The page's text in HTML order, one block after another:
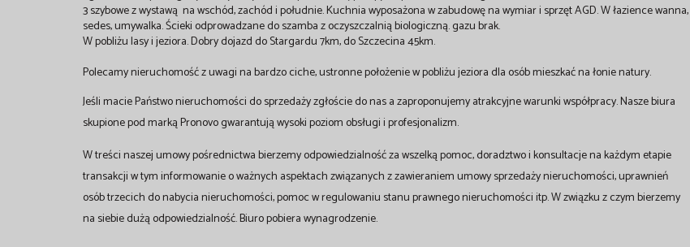
3 szybowe z wystawą na wschód, zachód i południe. Kuchnia wyposażona w zabudowę na wymiar i sprzęt AGD. W łazience wanna,
sedes, umywalka. Ścieki odprowadzane do szamba z oczyszczalnią biologiczną. gazu brak.
W pobliżu lasy i jeziora. Dobry dojazd do Stargardu 7km, do Szczecina 45km.
Polecamy nieruchomość z uwagi na bardzo ciche, ustronne położenie w pobliżu jeziora dla osób mieszkać na łonie natury.
Jeśli macie Państwo nieruchomości do sprzedaży zgłoście do nas a zaproponujemy atrakcyjne warunki współpracy. Nasze biura
skupione pod marką Pronovo gwarantują wysoki poziom obsługi i profesjonalizm.
W treści naszej umowy pośrednictwa bierzemy odpowiedzialność za wszelką pomoc, doradztwo i konsultacje na każdym etapie
transakcji w tym informowanie o ważnych aspektach związanych z zawieraniem umowy sprzedaży nieruchomości, uprawnień
osób trzecich do nabycia nieruchomości, pomoc w regulowaniu stanu prawnego nieruchomości itp. W związku z czym bierzemy
na siebie dużą odpowiedzialność. Biuro pobiera wynagrodzenie.